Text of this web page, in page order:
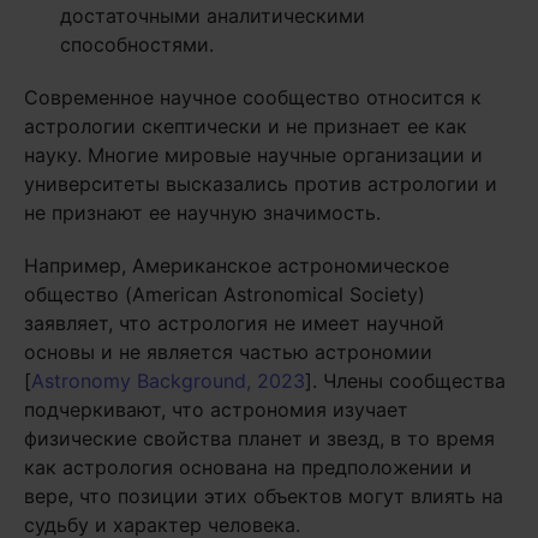
достаточными аналитическими
способностями.
Современное научное сообщество относится к
астрологии скептически и не признает ее как
науку. Многие мировые научные организации и
университеты высказались против астрологии и
не признают ее научную значимость.
Например, Американское астрономическое
общество (American Astronomical Society)
заявляет, что астрология не имеет научной
основы и не является частью астрономии
[Astronomy Background, 2023]. Члены сообщества
подчеркивают, что астрономия изучает
физические свойства планет и звезд, в то время
как астрология основана на предположении и
вере, что позиции этих объектов могут влиять на
судьбу и характер человека.